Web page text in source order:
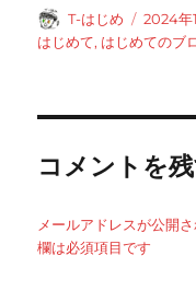
投
稿
T-はじめ
投
稿
2024年
はじめて, はじめてのブ
コメントを
メールアドレスが公開
欄は必須項目です